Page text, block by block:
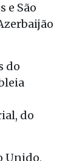
e São
do
do
Unido,